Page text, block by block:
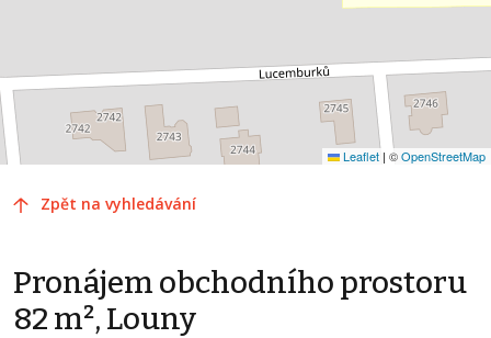
Leaflet | ©OpenStreetMap
Zpět na vyhledávání
Pronájem obchodního prostoru
82 m², Louny